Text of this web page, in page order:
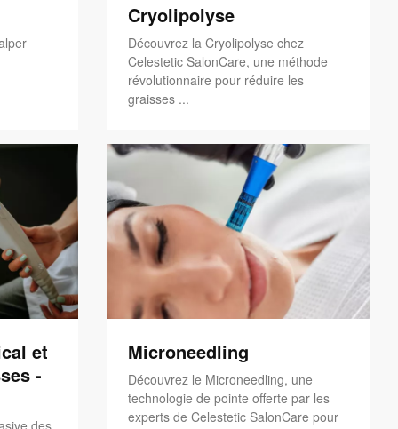
Cryolipolyse
Découvrez la Cryolipolyse chez
Celestetic SalonCare, une méthode
révolutionnaire pour réduire les
graisses ...
et
-
Microneedling
Découvrez le Microneedling, une
technologie de pointe offerte par les
experts de Celestetic SalonCare pour